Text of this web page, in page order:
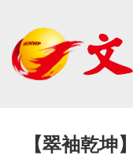
【翠袖乾坤